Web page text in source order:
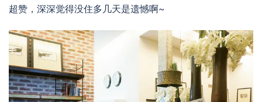
超赞，深深觉得没住多几天是遗憾啊~